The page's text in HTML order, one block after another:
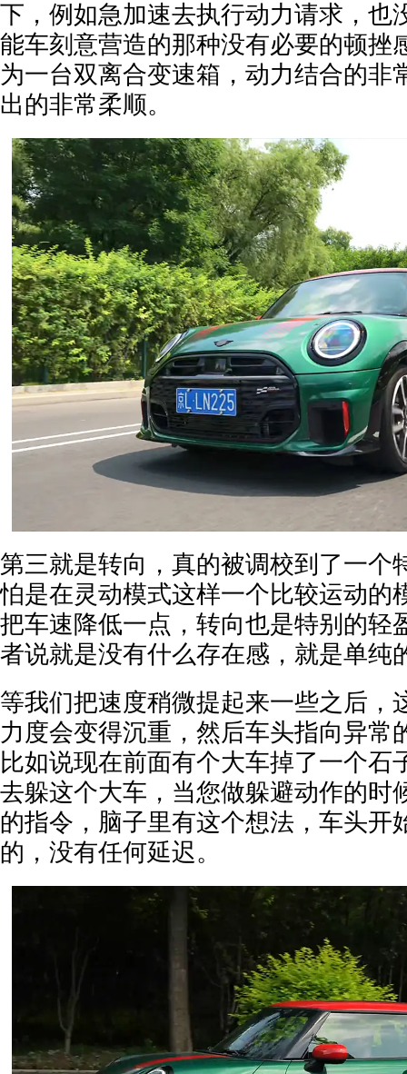
下，例如急加速去执行动力请求，也
能车刻意营造的那种没有必要的顿挫
为一台双离合变速箱，动力结合的非
出的非常柔顺。
第三就是转向，真的被调校到了一个
怕是在灵动模式这样一个比较运动的
把车速降低一点，转向也是特别的轻
者说就是没有什么存在感，就是单纯
等我们把速度稍微提起来一些之后，
力度会变得沉重，然后车头指向异常
比如说现在前面有个大车掉了一个石
去躲这个大车，当您做躲避动作的时
的指令，脑子里有这个想法，车头开
的，没有任何延迟。